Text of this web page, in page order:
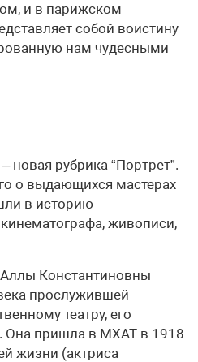
и в парижском
собой воистину
нам чудесными
новая рубрика “Портрет”.
о выдающихся мастерах
в историю
кинематографа, живописи,
Константиновны
прослужившей
театру, его
Она пришла в МХАТ в 1918
жизни (актриса